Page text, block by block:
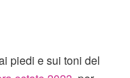
piedi e sui toni del